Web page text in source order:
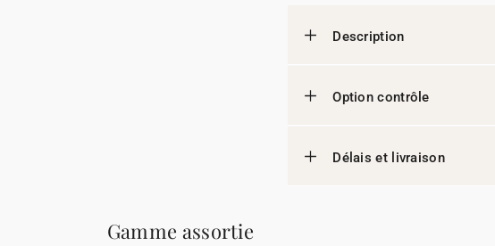
Description
Option contrôle
Délais et livraison
Gamme assortie